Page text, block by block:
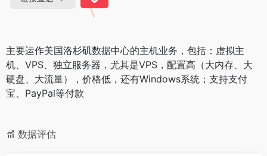
主要运作美国洛杉矶数据中心的主机业务，包括：虚拟主
机、VPS、独立服务器，尤其是VPS，配置高（大内存、大
硬盘、大流量），价格低，还有Windows系统；支持支付
宝、PayPal等付款
数据评估